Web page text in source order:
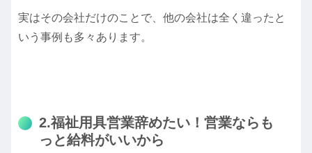
実はその会社だけのことで、他の会社は全く違ったと
いう事例も多々あります。
2.福祉用具営業辞めたい！営業ならも
っと給料がいいから